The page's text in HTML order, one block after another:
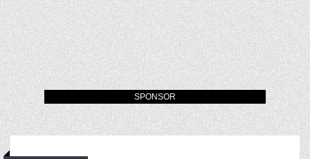
SPONSOR